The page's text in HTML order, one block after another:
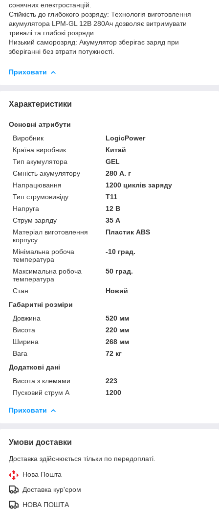
сонячних електростанцій.
Стійкість до глибокого розряду: Технологія виготовлення
акумулятора LPM-GL 12В 280Ач дозволяє витримувати
тривалі та глибокі розряди.
Низький саморозряд: Акумулятор зберігає заряд при
зберіганні без втрати потужності.
Приховати
Характеристики
Основні атрибути
Виробник
LogicPower
Країна виробник
Китай
Тип акумулятора
GEL
Ємність акумулятору
280 А. г
Напрацювання
1200 циклів заряду
Тип струмовивіду
Т11
Напруга
12 В
Струм заряду
35 А
Матеріал виготовлення
корпусу
Пластик ABS
Мінімальна робоча
температура
-10 град.
Максимальна робоча
температура
50 град.
Стан
Новий
Габаритні розміри
Довжина
520 мм
Висота
220 мм
Ширина
268 мм
Вага
72 кг
Додаткові дані
Висота з клемами
223
Пусковий струм А
1200
Приховати
Умови доставки
Доставка здійснюється тільки по передоплаті.
Нова Пошта
Доставка кур'єром
НОВА ПОШТА